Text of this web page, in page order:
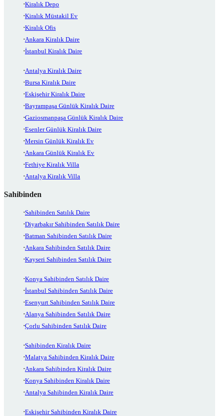
Kiralık Depo
Kiralık Müstakil Ev
Kiralık Ofis
Ankara Kiralık Daire
İstanbul Kiralık Daire
Antalya Kiralık Daire
Bursa Kiralık Daire
Eskişehir Kiralık Daire
Bayrampaşa Günlük Kiralık Daire
Gaziosmanpaşa Günlük Kiralık Daire
Esenler Günlük Kiralık Daire
Mersin Günlük Kiralık Ev
Ankara Günlük Kiralık Ev
Fethiye Kiralık Villa
Antalya Kiralık Villa
Sahibinden
Sahibinden Satılık Daire
Diyarbakır Sahibinden Satılık Daire
Batman Sahibinden Satılık Daire
Ankara Sahibinden Satılık Daire
Kayseri Sahibinden Satılık Daire
Konya Sahibinden Satılık Daire
İstanbul Sahibinden Satılık Daire
Esenyurt Sahibinden Satılık Daire
Alanya Sahibinden Satılık Daire
Çorlu Sahibinden Satılık Daire
Sahibinden Kiralık Daire
Malatya Sahibinden Kiralık Daire
Ankara Sahibinden Kiralık Daire
Konya Sahibinden Kiralık Daire
Antalya Sahibinden Kiralık Daire
Eskişehir Sahibinden Kiralık Daire